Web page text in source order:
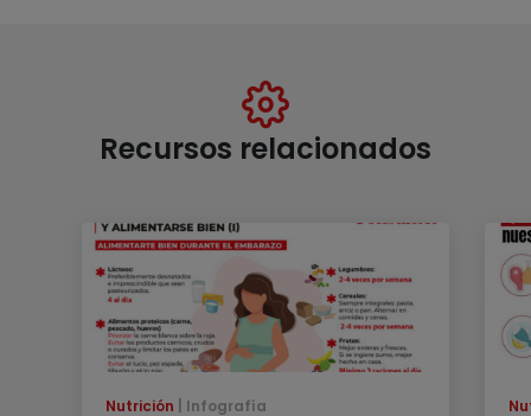
Recursos relacionados
Nutrición Infografía